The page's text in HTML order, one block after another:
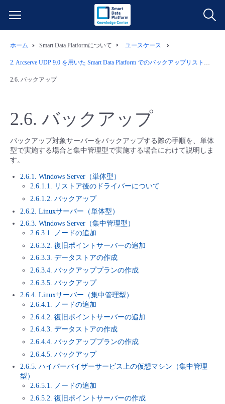
データ利活用
ネットワーク
モニタリング/監査
サポート
すべてのメニューを見る
よくある質問
クラウド/サーバー
モニタリング/監査
管理機能
料金シミュレーター
クラウド/サーバー
ネットワーク
モニタリング/監査
すべてのメニューを見る
ご利用開始ガイド
■ セットアップガイド
- 新規お申し込み方法
- 初期設定・確認
- ユーザー機能の管理
- 登録情報の管理
- APIリファレンス
- セキュリティ・監査
- データと分析
- IoT
- マルチクラウド利用
- リモートワーク
- ITインフラストラクチャー
故障/メンテナンス情報
サービス稼働状況
メンテナンス予定
パートナー
販売パートナー向けプログラム
協業パートナー
脱炭素化
ホーム Smart Data Platformについて ユースケース
2. Arcserve UDP 9.0 を用いた Smart Data Platform でのバックアップリストア運用例
2.6. バックアップ
2.6. バックアップ
バックアップ対象サーバーをバックアップする際の手順を、単体
型で実施する場合と集中管理型で実施する場合にわけて説明しま
す。
2.6.1. Windows Server（単体型）
2.6.1.1. リストア後のドライバーについて
2.6.1.2. バックアップ
2.6.2. Linuxサーバー（単体型）
2.6.3. Windows Server（集中管理型）
2.6.3.1. ノードの追加
2.6.3.2. 復旧ポイントサーバーの追加
2.6.3.3. データストアの作成
2.6.3.4. バックアッププランの作成
2.6.3.5. バックアップ
2.6.4. Linuxサーバー（集中管理型）
2.6.4.1. ノードの追加
2.6.4.2. 復旧ポイントサーバーの追加
2.6.4.3. データストアの作成
2.6.4.4. バックアッププランの作成
2.6.4.5. バックアップ
2.6.5. ハイパーバイザーサービス上の仮想マシン（集中管理
型）
2.6.5.1. ノードの追加
2.6.5.2. 復旧ポイントサーバーの作成